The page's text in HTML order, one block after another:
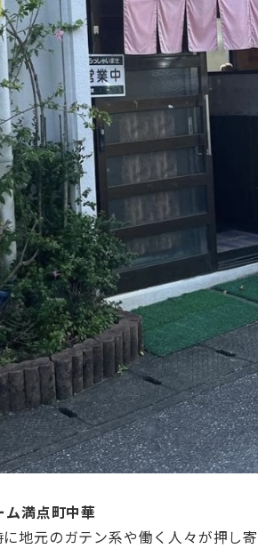
ム満点町中華
地元のガテン系や働く人々が押し